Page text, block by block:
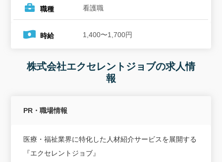
職種 看護職
時給 1,400〜1,700円
株式会社エクセレントジョブの求人情
報
PR・職場情報
医療・福祉業界に特化した人材紹介サービスを展開する
『エクセレントジョブ』